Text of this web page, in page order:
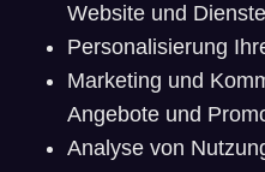
Website und Dienste
Personalisierung
Marketing und
Angebote und
Analyse von